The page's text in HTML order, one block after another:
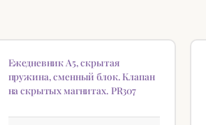
Ежедневник А5, скрытая
пружина, сменный блок. Клапан
на скрытых магнитах. PR307